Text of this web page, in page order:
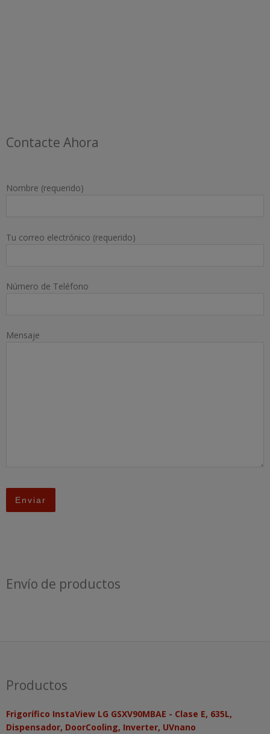
Contacte Ahora
Nombre (requerido)
Tu correo electrónico (requerido)
Número de Teléfono
Mensaje
Envío de productos
Productos
Frigorífico InstaView LG GSXV90MBAE - Clase E, 635L,
Dispensador, DoorCooling, Inverter, UVnano